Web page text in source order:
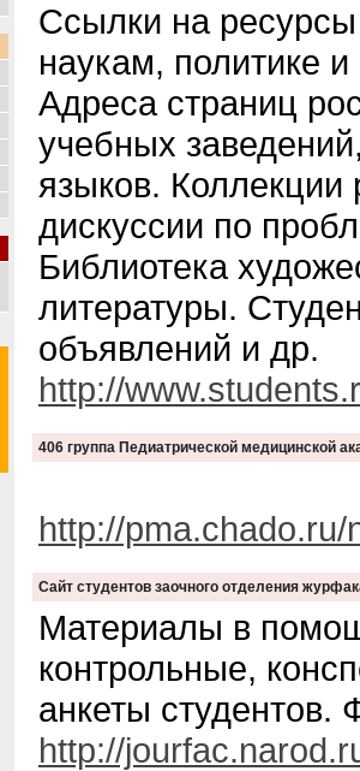
Ссылки на
наукам, политике
Адреса страниц
учебных
языков. Коллекции
дискуссии по
Библиотека
литературы.
объявлений и др.
http://
406 группа Педиатрической медицинской
http://
Сайт студентов заочного отделения
Материалы в
контрольные,
анкеты студентов.
http://